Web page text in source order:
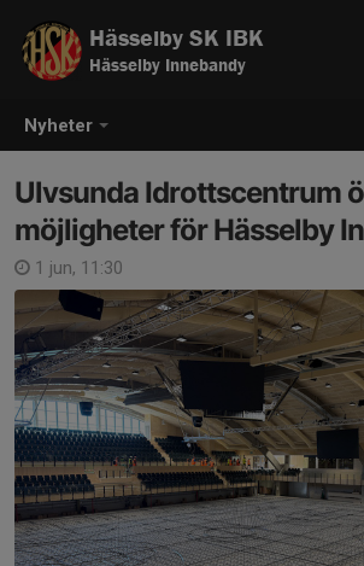
Nyheter
Hässelby SK IBK
Hässelby Innebandy
Ulvsunda Idrottscentrum
möjligheter för Hässelby
1 jun, 11:30